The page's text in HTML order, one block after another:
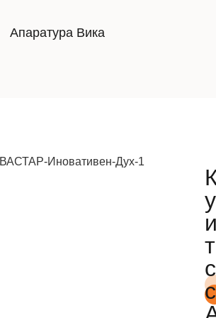
Апаратура Вика